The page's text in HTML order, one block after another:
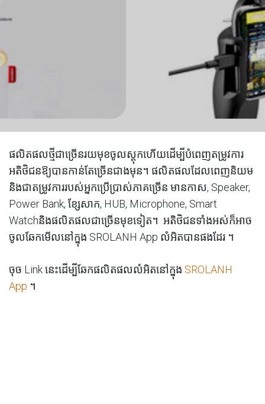
ផលិតផលថ្មីជាច្រើនរយមុខចូលស្តុកហើយដើម្បីបំពេញតម្រូវការ
អតិថិជនឱ្យបានកាន់តែច្រើនជាងមុន។ ផលិតផលដែលពេញនិយម
និងជាតម្រូវការរបស់អ្នកប្រើប្រាស់ភាគច្រើន មានកាស, Speaker,
Power Bank, ខ្សែសាក, HUB, Microphone, Smart
Watchនិងផលិតផលជាច្រើនមុខទៀត។ អតិថិជនទាំងអស់ក៏អាច
ចូលឆែកមើលនៅក្នុង SROLANH App លំអិតបានផងដែរ ។
ចុច Link នេះដើម្បីឆែកផលិតផលលំអិតនៅក្នុង SROLANH
App ។